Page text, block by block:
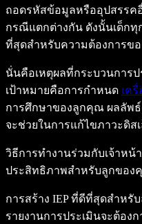
ถอดรหัสข้อมูลหรืออุปสรรค
กรณีแตกต่างกัน ดังนั้นเด็กทุ
ที่สุดสำหรับความต้องการขอ
นั่นคือเหตุผลที่กระบวนการป
เป้าหมายคือการกำหนด เค
การศึกษาของลูกคุณ ผลลัพ
จะช่วยในการแก้ไขภาวะดิสเ
วิธีการทำงานร่วมกับเจ้าหน้
ประสิทธิภาพสำหรับลูกของ
การสร้าง IEP ที่ดีที่สุดสำห
รายงานการประเมินจะต้อ